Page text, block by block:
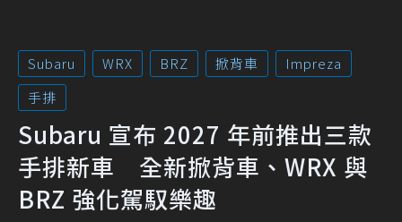
Subaru WRX BRZ 掀背車
Impreza
手排
Subaru 宣布 2027 年前推出三款
手排新車 全新掀背車、WRX 與
BRZ 強化駕馭樂趣